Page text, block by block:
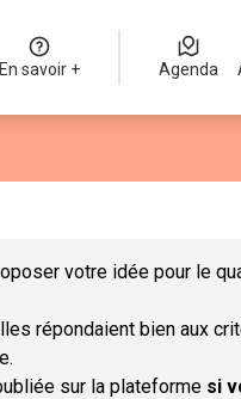
En savoir + Agenda
votre idée pour le
répondaient bien aux
sur la plateforme si